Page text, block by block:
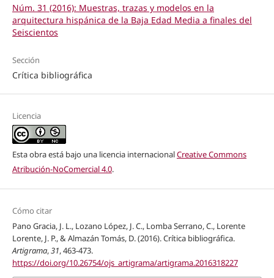
Núm. 31 (2016): Muestras, trazas y modelos en la
arquitectura hispánica de la Baja Edad Media a finales del
Seiscientos
Sección
Crítica bibliográfica
Licencia
Esta obra está bajo una licencia internacionalCreative Commons
Atribución-NoComercial 4.0.
Cómo citar
Pano Gracia, J. L., Lozano López, J. C., Lomba Serrano, C., Lorente
Lorente, J. P., & Almazán Tomás, D. (2016). Crítica bibliográfica.
Artigrama,31, 463-473.
https://doi.org/10.26754/ojs_artigrama/artigrama.2016318227